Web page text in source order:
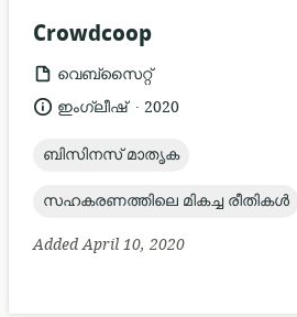
Crowdcoop
resource
format:
വെബ്സൈറ്റ്
language:
ഇംഗ്ലീഷ് .
date2020
topic:
ബിസിനസ് മാതൃക
topic:
സഹകരണത്തിലെ മികച്ച രീതികൾ
Added April 10, 2020